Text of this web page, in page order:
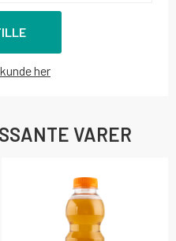
her
VARER